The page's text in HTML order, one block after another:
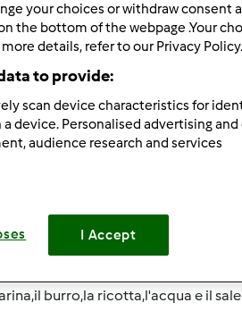
facile
burro,la ricotta,l'acqua e il
your choices or withdraw consent
the bottom of the webpage .Your
details, refer to our Privacy Policy.
to provide:
scan device characteristics for
device. Personalised advertising
audience research and services
I Accept